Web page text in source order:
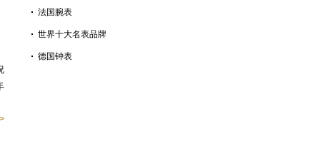
法国腕表
世界十大名表品牌
德国钟表